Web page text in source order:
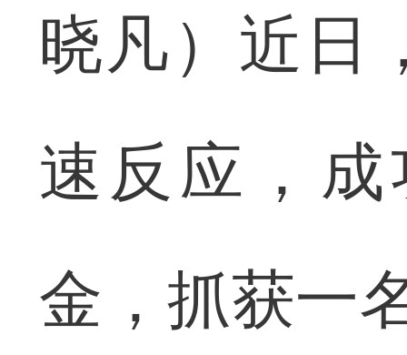
晓凡）近日
速反应，
金，抓获一